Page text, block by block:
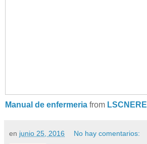
Manual de enfermeria from LSCNERE
en junio 25, 2016 No hay comentarios: